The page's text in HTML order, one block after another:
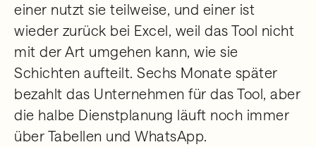
einer nutzt sie teilweise, und einer ist
wieder zurück bei Excel, weil das Tool nicht
mit der Art umgehen kann, wie sie
Schichten aufteilt. Sechs Monate später
bezahlt das Unternehmen für das Tool, aber
die halbe Dienstplanung läuft noch immer
über Tabellen und WhatsApp.